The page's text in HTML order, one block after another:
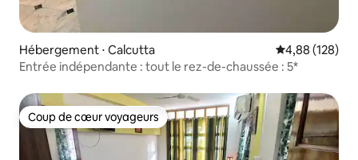
Hébergement ⋅ Calcutta Évaluation
4,88 (128)
Entrée indépendante : tout le rez-de-chaussée : 5*
Coup de cœur voyageurs
Coup de cœur voyageurs